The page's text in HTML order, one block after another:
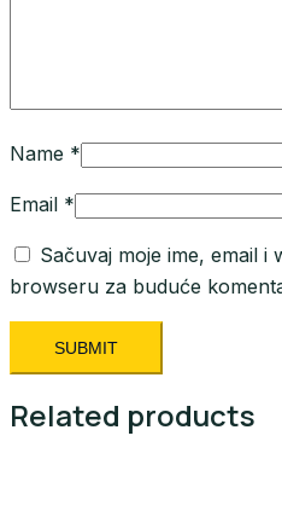
Name *
Email *
Sačuvaj moje ime, email
browseru za buduće
Related products